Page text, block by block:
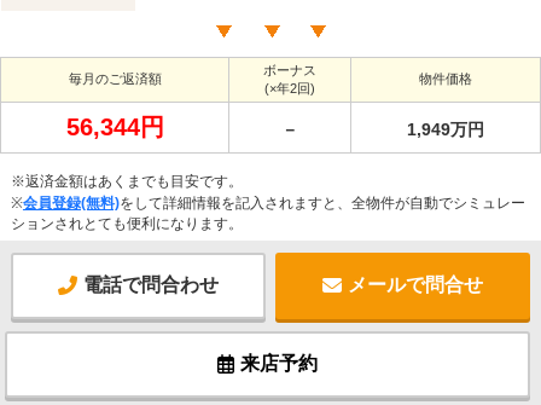
毎月のご返済額
ボーナス
(×年2回)
物件価格
56,344円 － 1,949万円
※返済金額はあくまでも目安です。
※会員登録(無料)をして詳細情報を記入されますと、全物件が自動でシミュレー
ションされとても便利になります。
電話で問合わせ メールで問合せ
来店予約